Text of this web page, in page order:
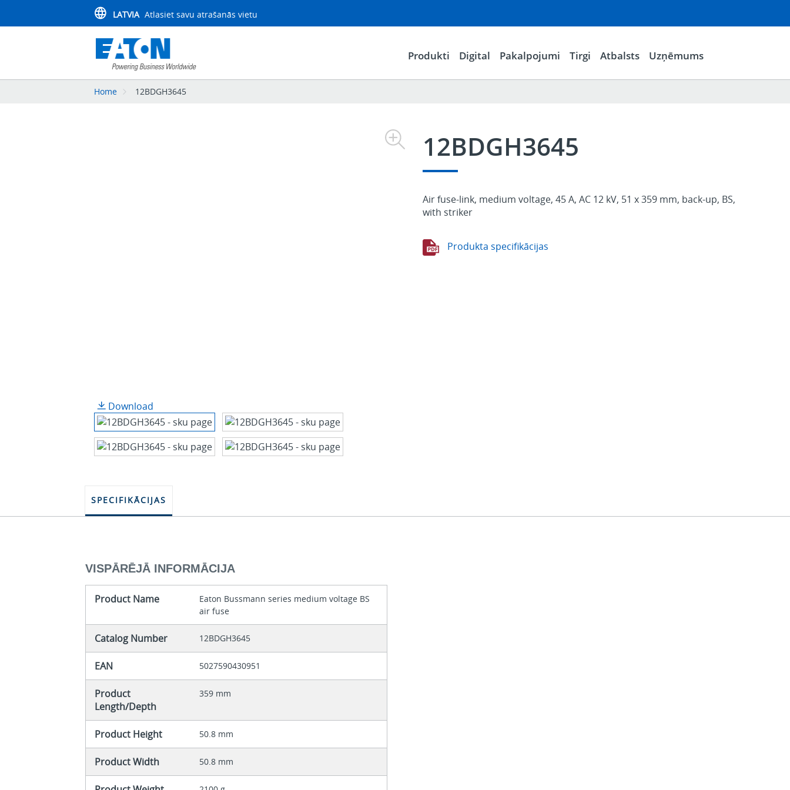
LATVIA Atlasiet savu atrašanās vietu
Produkti Digital Pakalpojumi Tirgi Atbalsts Uzņēmums
Home 12BDGH3645
Download
12BDGH3645
Air fuse-link, medium voltage, 45 A, AC 12 kV, 51 x 359 mm, back-up, BS,
with striker
Produkta specifikācijas
SPECIFIKĀCIJAS
VISPĀRĒJĀ INFORMĀCIJA
Product Name
Eaton Bussmann series medium voltage BS
air fuse
Catalog Number 12BDGH3645
EAN 5027590430951
Product
Length/Depth
359 mm
Product Height 50.8 mm
Product Width 50.8 mm